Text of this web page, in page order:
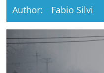
Author: Fabio Silvi